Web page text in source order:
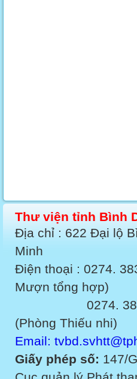
Thư viện tỉnh Bình
Địa chỉ : 622 Đại lộ
Minh
Điện thoại : 0274.
Mượn tổng hợp)
0274. 3827080
(Phòng Thiếu nhi)
Email:
Giấy phép số: 147/